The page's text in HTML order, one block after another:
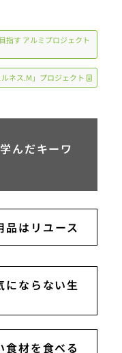
指す アルミプロジェクト
ネス.M」プロジェクト
んだキーワ
品はリユース
にならない生
材を食べる